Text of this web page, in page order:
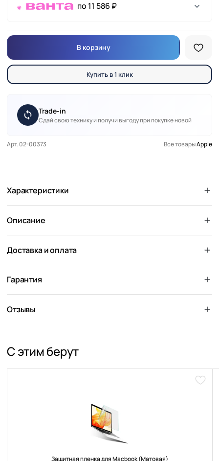
по 11 586 ₽
В корзину
Купить в 1 клик
Trade-in
Сдай свою технику и получи выгоду при покупке новой
Арт. 02-00373 Все товарыApple
Характеристики
Описание
Доставка и оплата
Гарантия
Отзывы
С этим берут
Защитная пленка для Macbook (Матовая)